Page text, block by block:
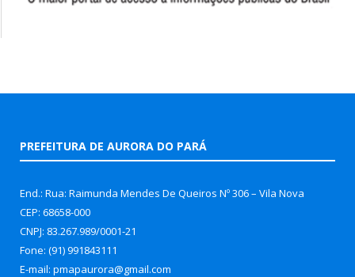
PREFEITURA DE AURORA DO PARÁ
End.: Rua: Raimunda Mendes De Queiros Nº 306 – Vila Nova
CEP: 68658-000
CNPJ: 83.267.989/0001-21
Fone: (91) 991843111
E-mail: pmapaurora@gmail.com